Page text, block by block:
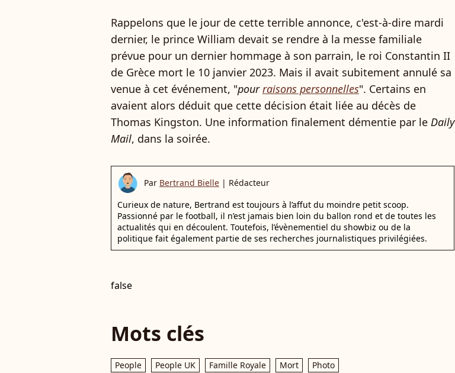
Rappelons que le jour de cette terrible annonce, c'est-à-dire mardi
dernier, le prince William devait se rendre à la messe familiale
prévue pour un dernier hommage à son parrain, le roi Constantin II
de Grèce mort le 10 janvier 2023. Mais il avait subitement annulé sa
venue à cet événement, "pourraisons personnelles". Certains en
avaient alors déduit que cette décision était liée au décès de
Thomas Kingston. Une information finalement démentie par le Daily
Mail, dans la soirée.
Par Bertrand Bielle | Rédacteur
Curieux de nature, Bertrand est toujours à l’affut du moindre petit scoop.
Passionné par le football, il n’est jamais bien loin du ballon rond et de toutes les
actualités qui en découlent. Toutefois, l’évènementiel du showbiz ou de la
politique fait également partie de ses recherches journalistiques privilégiées.
false
Mots clés
People People UK Famille Royale Mort Photo